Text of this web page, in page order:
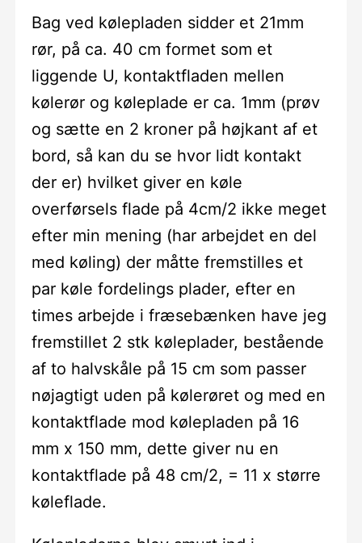
Bag ved kølepladen sidder et 21mm
rør, på ca. 40 cm formet som et
liggende U, kontaktfladen mellen
kølerør og køleplade er ca. 1mm (prøv
og sætte en 2 kroner på højkant af et
bord, så kan du se hvor lidt kontakt
der er) hvilket giver en køle
overførsels flade på 4cm/2 ikke meget
efter min mening (har arbejdet en del
med køling) der måtte fremstilles et
par køle fordelings plader, efter en
times arbejde i fræsebænken have jeg
fremstillet 2 stk køleplader, bestående
af to halvskåle på 15 cm som passer
nøjagtigt uden på kølerøret og med en
kontaktflade mod kølepladen på 16
mm x 150 mm, dette giver nu en
kontaktflade på 48 cm/2, = 11 x større
køleflade.